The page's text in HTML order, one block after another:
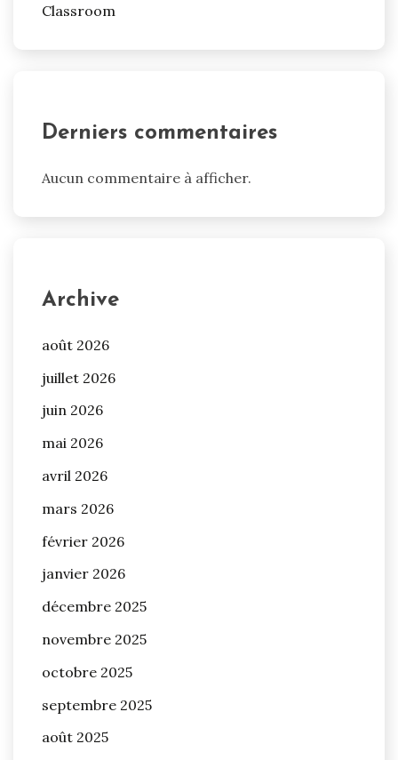
Classroom
Derniers commentaires
Aucun commentaire à afficher.
Archive
août 2026
juillet 2026
juin 2026
mai 2026
avril 2026
mars 2026
février 2026
janvier 2026
décembre 2025
novembre 2025
octobre 2025
septembre 2025
août 2025